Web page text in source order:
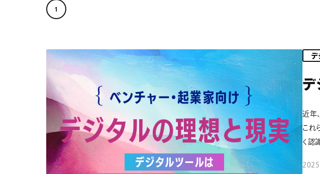
1
デ
デ
近年
これ
く認